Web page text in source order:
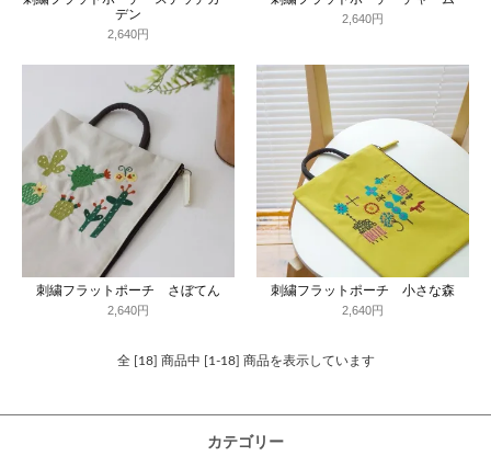
デン
2,640円
2,640円
刺繍フラットポーチ さぼてん
2,640円
刺繍フラットポーチ 小さな森
2,640円
全 [18] 商品中 [1-18] 商品を表示しています
カテゴリー